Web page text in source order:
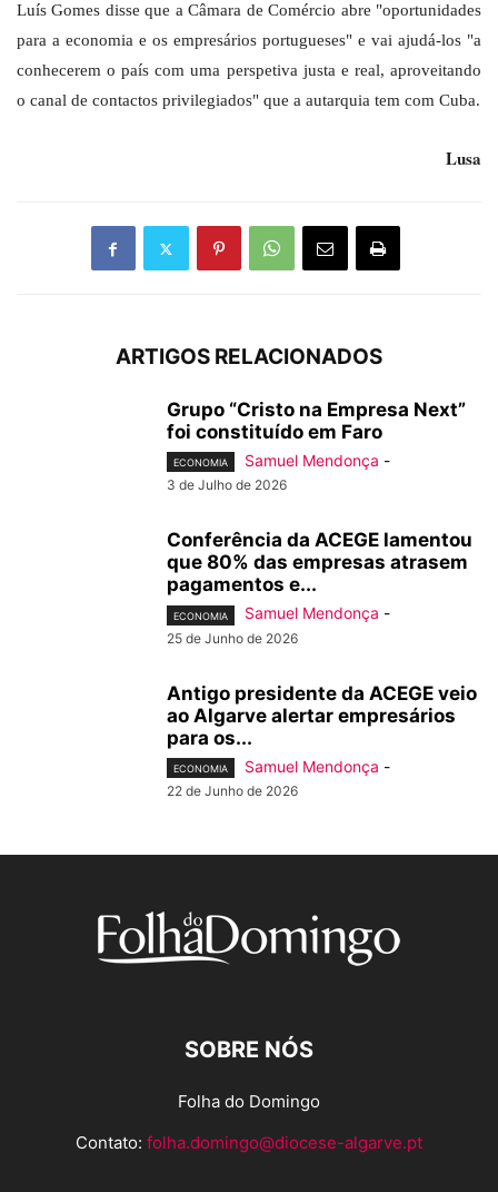
Luís Gomes disse que a Câmara de Comércio abre "oportunidades
para a economia e os empresários portugueses" e vai ajudá-los "a
conhecerem o país com uma perspetiva justa e real, aproveitando
o canal de contactos privilegiados" que a autarquia tem com Cuba.
Lusa
ARTIGOS RELACIONADOS
Grupo “Cristo na Empresa Next”
foi constituído em Faro
ECONOMIA Samuel Mendonça -
3 de Julho de 2026
Conferência da ACEGE lamentou
que 80% das empresas atrasem
pagamentos e...
ECONOMIA Samuel Mendonça -
25 de Junho de 2026
Antigo presidente da ACEGE veio
ao Algarve alertar empresários
para os...
ECONOMIA Samuel Mendonça -
22 de Junho de 2026
SOBRE NÓS
Folha do Domingo
Contato: folha.domingo@diocese-algarve.pt